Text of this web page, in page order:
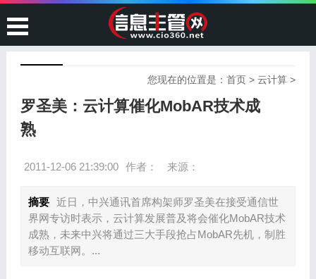
您现在的位置是：首页 >云计算 >
罗圣美：云计算催化MobAR技术成
熟
2011-12-06 21:39:00 作者： 来源：
摘要 近日，中兴通讯首席构架师罗圣美在接受通信世
界网专访时表示，云计算发展普及将会催化MobAR技术
成熟，未来中兴将通过三大手段抢占MobAR先机，制胜
移动互联网。...